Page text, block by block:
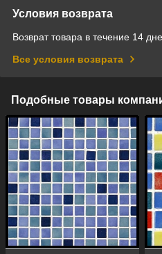
Условия возврата
Возврат товара в течение 14
Все условия возврата
Подобные товары